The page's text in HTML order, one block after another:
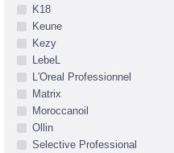
K18
Keune
Kezy
LebeL
L′Oreal Professionnel
Matrix
Moroccanoil
Ollin
Selective Professional